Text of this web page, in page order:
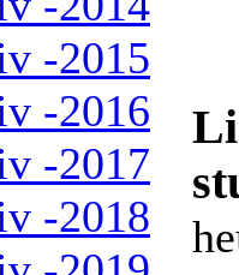
-2015
-2016
-2017
-2018